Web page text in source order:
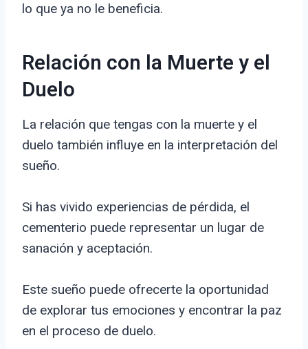
lo que ya no le beneficia.
Relación con la Muerte y el
Duelo
La relación que tengas con la muerte y el
duelo también influye en la interpretación del
sueño.
Si has vivido experiencias de pérdida, el
cementerio puede representar un lugar de
sanación y aceptación.
Este sueño puede ofrecerte la oportunidad
de explorar tus emociones y encontrar la paz
en el proceso de duelo.